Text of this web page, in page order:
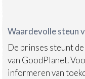
Waardevolle steun
De prinses steunt
van GoodPlanet.
informeren van